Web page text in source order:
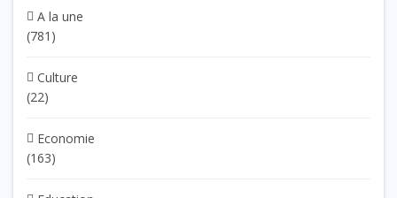
A la une
(781)
Culture
(22)
Economie
(163)